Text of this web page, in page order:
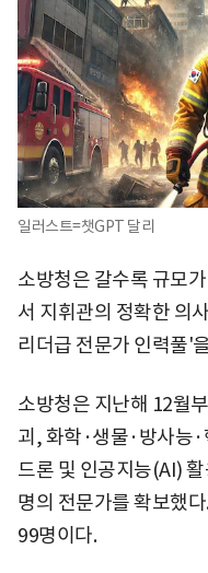
일러스트=챗GPT 달리
소방청은 갈수록 규모
서 지휘관의 정확한 의
리더급 전문가 인력풀'
소방청은 지난해 12월
괴, 화학·생물·방사능
드론 및 인공지능(AI)
명의 전문가를 확보했
99명이다.